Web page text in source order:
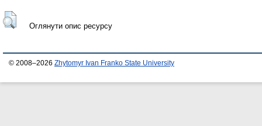
Оглянути опис ресурсу
© 2008–2026 Zhytomyr Ivan Franko State University